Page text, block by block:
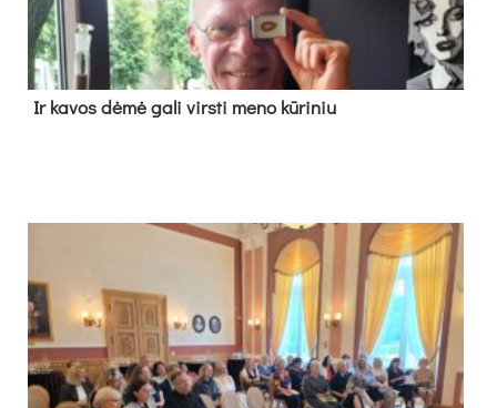
Ir ka­vos dė­mė ga­li virs­ti me­no kū­ri­niu